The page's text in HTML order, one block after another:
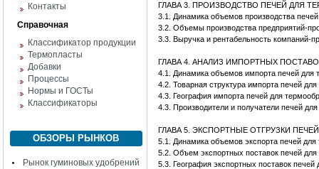
Контакты
Справочная
Классификатор продукции
Термопласты
Добавки
Процессы
Нормы и ГОСТы
Классификаторы
ОБЗОРЫ РЫНКОВ
Рынок гуминовых удобрений
ГЛАВА 3. ПРОИЗВОДСТВО ПЕЧЕЙ ДЛЯ
3.1. Динамика объемов производства
3.2. Объемы производства предприятий-
3.3. Выручка и рентабельность компаний-
ГЛАВА 4. АНАЛИЗ ИМПОРТНЫХ
4.1. Динамика объемов импорта печей для
4.2. Товарная структура импорта печей
4.3. География импорта печей для
4.3. Производители и получатели печей
ГЛАВА 5. ЭКСПОРТНЫЕ ОТГРУЗКИ
5.1. Динамика объемов экспорта печей для
5.2. Объем экспортных поставок печей
5.3. География экспортных поставок